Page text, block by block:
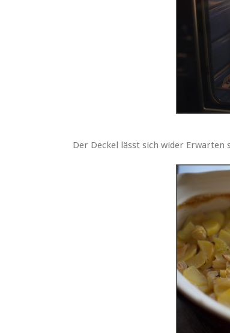
Der Deckel lässt sich wider